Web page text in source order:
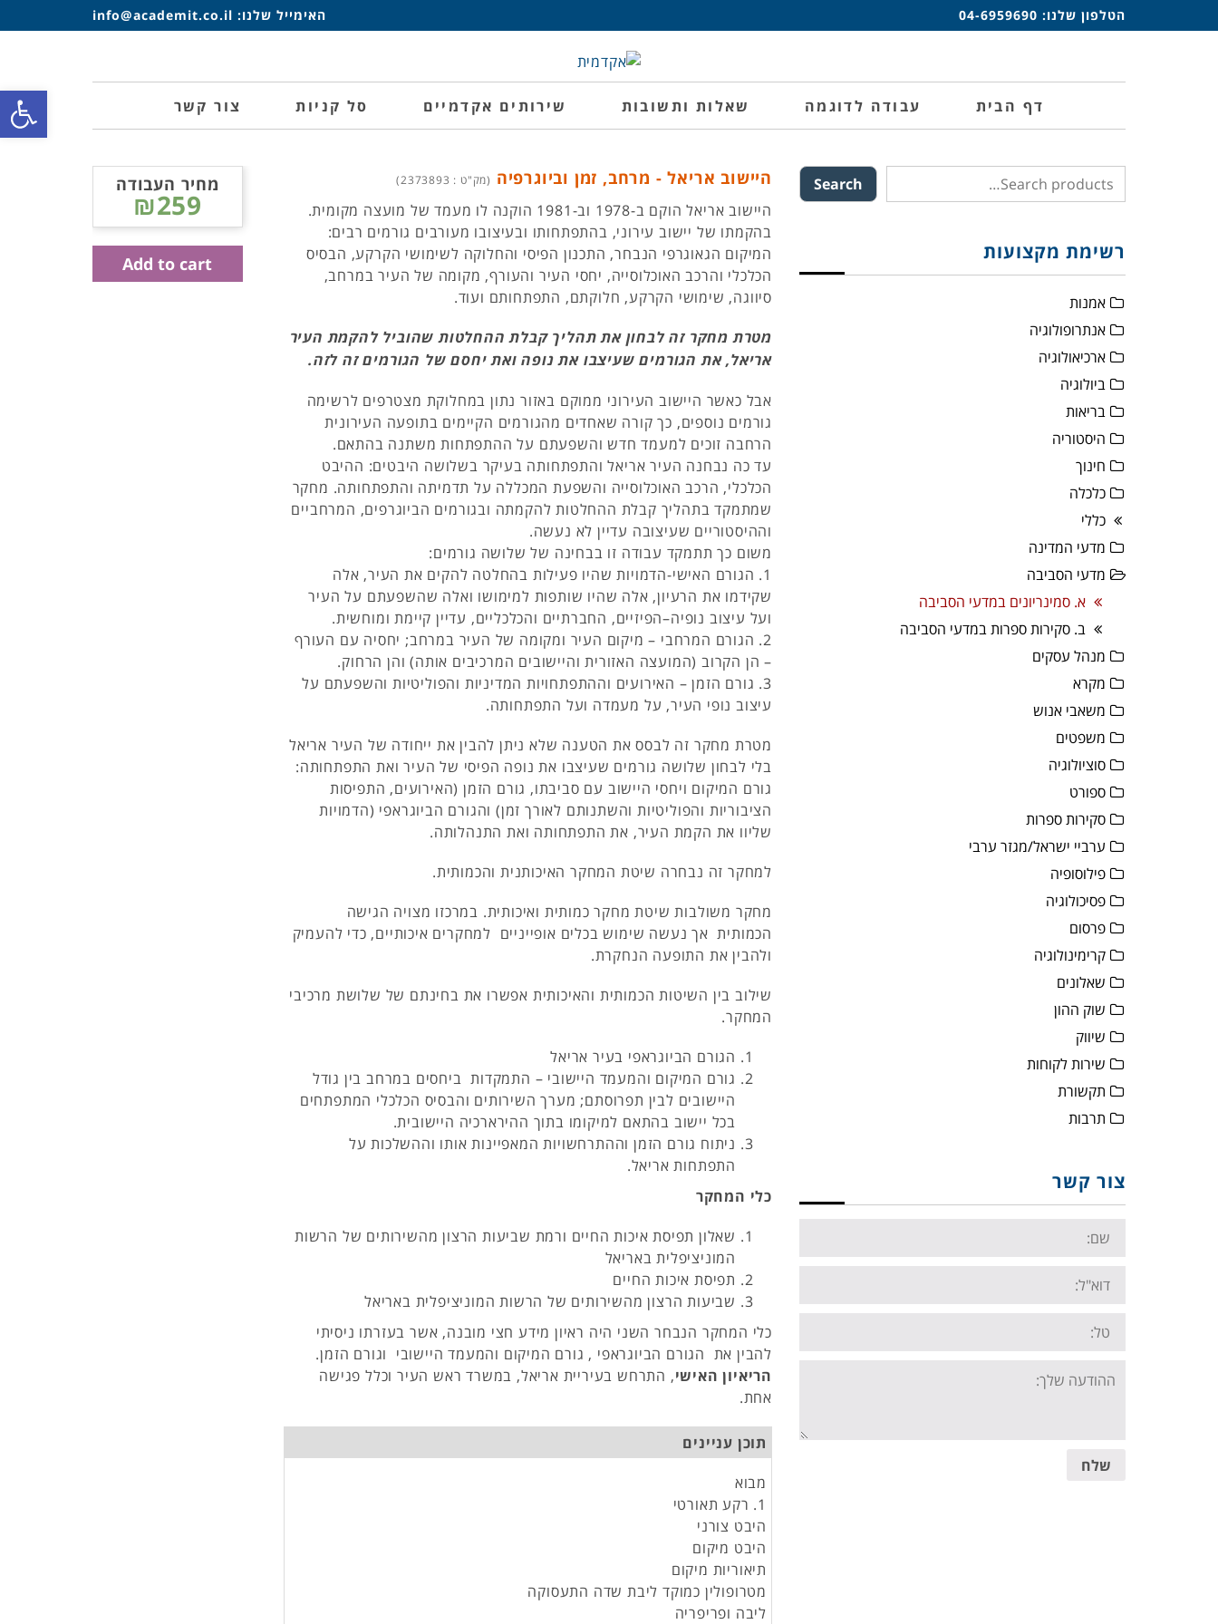
הטלפון שלנו: 04-6959690 האימייל שלנו: info@academit.co.il
דף הבית עבודה לדוגמה שאלות ותשובות שירותים אקדמיים סל קניות צור קשר
היישוב אריאל - מרחב, זמן וביוגרפיה (מק"ט : 2373893)
היישוב אריאל הוקם ב-1978 וב-1981 הוקנה לו מעמד של מועצה מקומית.
בהקמתו של יישוב עירוני, בהתפתחותו ובעיצובו מעורבים גורמים רבים:
המיקום הגאוגרפי הנבחר, התכנון הפיסי והחלוקה לשימושי הקרקע, הבסיס
הכלכלי והרכב האוכלוסייה, יחסי העיר והעורף, מקומה של העיר במרחב,
סיווגה, שימושי הקרקע, חלוקתם, התפתחותם ועוד.
מטרת מחקר זה לבחון את תהליך קבלת ההחלטות שהוביל להקמת העיר
אריאל, את הגורמים שעיצבו את נופה ואת יחסם של הגורמים זה לזה.
אבל כאשר היישוב העירוני ממוקם באזור נתון במחלוקת מצטרפים לרשימה
גורמים נוספים, כך קורה שאחדים מהגורמים הקיימים בתופעה העירונית
הרחבה זוכים למעמד חדש והשפעתם על ההתפתחות משתנה בהתאם.
עד כה נבחנה העיר אריאל והתפתחותה בעיקר בשלושה היבטים: ההיבט
הכלכלי, הרכב האוכלוסייה והשפעת המכללה על תדמיתה והתפתחותה. מחקר
שמתמקד בתהליך קבלת ההחלטות להקמתה ובגורמים הביוגרפים, המרחביים
וההיסטוריים שעיצובה עדיין לא נעשה.
משום כך תתמקד עבודה זו בבחינה של שלושה גורמים:
1. הגורם האישי-הדמויות שהיו פעילות בהחלטה להקים את העיר, אלה
שקידמו את הרעיון, אלה שהיו שותפות למימושו ואלה שהשפעתם על העיר
ועל עיצוב נופיה–הפיזיים, החברתיים והכלכליים, עדיין קיימת ומוחשית.
2. הגורם המרחבי – מיקום העיר ומקומה של העיר במרחב; יחסיה עם העורף
– הן הקרוב (המועצה האזורית והיישובים המרכיבים אותה) והן הרחוק.
3. גורם הזמן – האירועים וההתפתחויות המדיניות והפוליטיות והשפעתם על
עיצוב נופי העיר, על מעמדה ועל התפתחותה.
מטרת מחקר זה לבסס את הטענה שלא ניתן להבין את ייחודה של העיר אריאל
בלי לבחון שלושה גורמים שעיצבו את נופה הפיסי של העיר ואת התפתחותה:
גורם המיקום ויחסי היישוב עם סביבתו, גורם הזמן (האירועים, התפיסות
הציבוריות והפוליטיות והשתנותם לאורך זמן) והגורם הביוגראפי (הדמויות
שליוו את הקמת העיר, את התפתחותה ואת התנהלותה.
למחקר זה נבחרה שיטת המחקר האיכותנית והכמותית.
מחקר משולבות שיטת מחקר כמותית ואיכותית. במרכזו מצויה הגישה
הכמותית אך נעשה שימוש בכלים אופייניים למחקרים איכותיים, כדי להעמיק
ולהבין את התופעה הנחקרת.
שילוב בין השיטות הכמותית והאיכותית אפשרו את בחינתם של שלושת מרכיבי
המחקר.
הגורם הביוגראפי בעיר אריאל
גורם המיקום והמעמד היישובי – התמקדות ביחסים במרחב בין גודל
היישובים לבין תפרוסתם; מערך השירותים והבסיס הכלכלי המתפתחים
בכל יישוב בהתאם למיקומו בתוך ההירארכיה היישובית.
ניתוח גורם הזמן וההתרחשויות המאפיינות אותו וההשלכות על
התפתחות אריאל.
כלי המחקר
שאלון תפיסת איכות החיים ורמת שביעות הרצון מהשירותים של הרשות
המוניציפלית באריאל
תפיסת איכות החיים
שביעות הרצון מהשירותים של הרשות המוניציפלית באריאל
כלי המחקר הנבחר השני היה ראיון מידע חצי מובנה, אשר בעזרתו ניסיתי
להבין את הגורם הביוגראפי , גורם המיקום והמעמד היישובי וגורם הזמן.
הריאיון האישי, התרחש בעיריית אריאל, במשרד ראש העיר וכלל פגישה
אחת.
תוכן עניינים
מבוא
1. רקע תאורטי
היבט צורני
היבט מיקום
תיאוריות מיקום
מטרופולין כמוקד ליבת שדה התעסוקה
ליבה ופריפריה
מחיר העבודה
₪259
Add to cart
Search
רשימת מקצועות
אמנות
אנתרופולוגיה
ארכיאולוגיה
ביולוגיה
בריאות
היסטוריה
חינוך
כלכלה
כללי
מדעי המדינה
מדעי הסביבה
א. סמינריונים במדעי הסביבה
ב. סקירות ספרות במדעי הסביבה
מנהל עסקים
מקרא
משאבי אנוש
משפטים
סוציולוגיה
ספורט
סקירות ספרות
ערביי ישראל/מגזר ערבי
פילוסופיה
פסיכולוגיה
פרסום
קרימינולוגיה
שאלונים
שוק ההון
שיווק
שירות לקוחות
תקשורת
תרבות
צור קשר
Name:
Email:
Tel:
Your
message:
שלח
פתח